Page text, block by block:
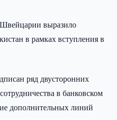
Швейцарии выразило
в рамках вступления в
ряд двусторонних
в банковском
дополнительных линий